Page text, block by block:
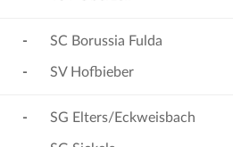
-
-
SC Borussia Fulda
SV Hofbieber
- SG Elters/Eckweisbach